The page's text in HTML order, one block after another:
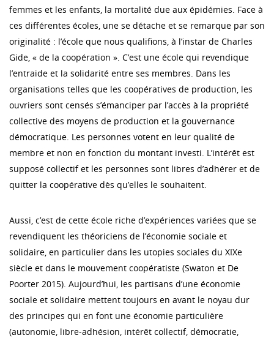
femmes et les enfants, la mortalité due aux épidémies. Face à
ces différentes écoles, une se détache et se remarque par son
originalité : l’école que nous qualifions, à l’instar de Charles
Gide, « de la coopération ». C’est une école qui revendique
l’entraide et la solidarité entre ses membres. Dans les
organisations telles que les coopératives de production, les
ouvriers sont censés s’émanciper par l’accès à la propriété
collective des moyens de production et la gouvernance
démocratique. Les personnes votent en leur qualité de
membre et non en fonction du montant investi. L’intérêt est
supposé collectif et les personnes sont libres d’adhérer et de
quitter la coopérative dès qu’elles le souhaitent.
Aussi, c’est de cette école riche d’expériences variées que se
revendiquent les théoriciens de l’économie sociale et
solidaire, en particulier dans les utopies sociales du XIXe
siècle et dans le mouvement coopératiste (Swaton et De
Poorter 2015). Aujourd’hui, les partisans d’une économie
sociale et solidaire mettent toujours en avant le noyau dur
des principes qui en font une économie particulière
(autonomie, libre-adhésion, intérêt collectif, démocratie,